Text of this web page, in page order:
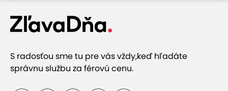
S radosťou sme tu pre vás vždy,keď hľadáte
správnu službu za férovú cenu.